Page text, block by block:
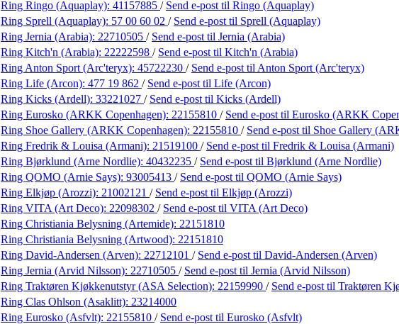
Ring Ringo (Aquaplay): 41157885 / Send e-post til Ringo (Aquaplay)
Ring Sprell (Aquaplay): 57 00 60 02 / Send e-post til Sprell (Aquaplay)
Ring Jernia (Arabia): 22710505 / Send e-post til Jernia (Arabia)
Ring Kitch'n (Arabia): 22222598 / Send e-post til Kitch'n (Arabia)
Ring Anton Sport (Arc'teryx): 45722230 / Send e-post til Anton Sport (Arc'teryx)
Ring Life (Arcon): 477 19 862 / Send e-post til Life (Arcon)
Ring Kicks (Ardell): 33221027 / Send e-post til Kicks (Ardell)
Ring Eurosko (ARKK Copenhagen): 22155810 / Send e-post til Eurosko (ARKK
Ring Shoe Gallery (ARKK Copenhagen): 22155810 / Send e-post til Shoe Gallery
Ring Fredrik & Louisa (Armani): 21519100 / Send e-post til Fredrik & Louisa (Armani)
Ring Bjørklund (Arne Nordlie): 40432235 / Send e-post til Bjørklund (Arne Nordlie)
Ring QOMO (Arnie Says): 93005413 / Send e-post til QOMO (Arnie Says)
Ring Elkjøp (Arozzi): 21002121 / Send e-post til Elkjøp (Arozzi)
Ring VITA (Art Deco): 22098302 / Send e-post til VITA (Art Deco)
Ring Christiania Belysning (Artemide): 22151810
Ring Christiania Belysning (Artwood): 22151810
Ring David-Andersen (Arven): 22712101 / Send e-post til David-Andersen (Arven)
Ring Jernia (Arvid Nilsson): 22710505 / Send e-post til Jernia (Arvid Nilsson)
Ring Traktøren Kjøkkenutstyr (ASA Selection): 22159990 / Send e-post til Traktøren
Ring Clas Ohlson (Asaklitt): 23214000
Ring Eurosko (Asfvlt): 22155810 / Send e-post til Eurosko (Asfvlt)